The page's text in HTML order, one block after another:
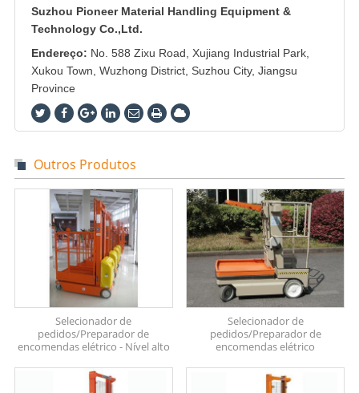
Suzhou Pioneer Material Handling Equipment &
Technology Co.,Ltd.
Endereço: No. 588 Zixu Road, Xujiang Industrial Park,
Xukou Town, Wuzhong District, Suzhou City, Jiangsu
Province
Outros Produtos
Selecionador de
pedidos/Preparador de
encomendas elétrico - Nível alto
Selecionador de
pedidos/Preparador de
encomendas elétrico